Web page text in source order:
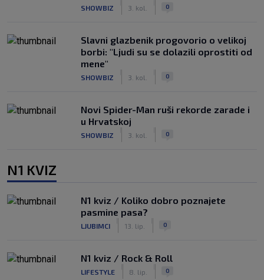
SHOWBIZ 3. kol. 0
Slavni glazbenik progovorio o velikoj
borbi: "Ljudi su se dolazili oprostiti od
mene"
SHOWBIZ 3. kol. 0
Novi Spider-Man ruši rekorde zarade i
u Hrvatskoj
SHOWBIZ 3. kol. 0
N1 KVIZ
N1 kviz / Koliko dobro poznajete
pasmine pasa?
LJUBIMCI 13. lip. 0
N1 kviz / Rock & Roll
LIFESTYLE 8. lip. 0